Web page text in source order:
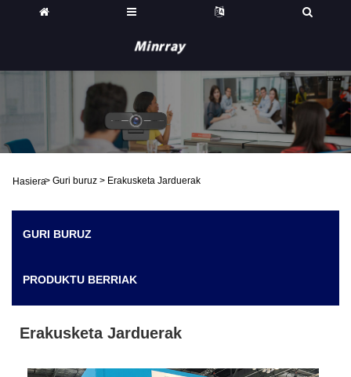
Hasiera> Guri buruz > Erakusketa Jarduerak
GURI BURUZ
PRODUKTU BERRIAK
Erakusketa Jarduerak